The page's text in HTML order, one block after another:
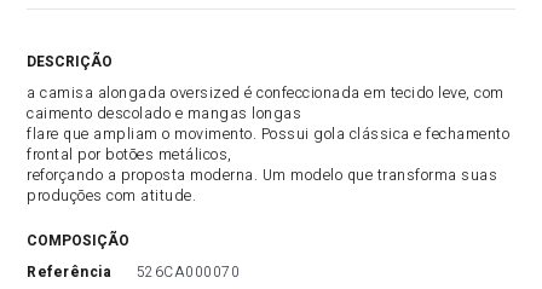
a camisa alongada oversized é confeccionada em tecido leve, com
caimento descolado e mangas longas
flare que ampliam o movimento. Possui gola clássica e fechamento
frontal por botões metálicos,
reforçando a proposta moderna. Um modelo que transforma suas
produções com atitude.
COMPOSIÇÃO
referência
526CA000070